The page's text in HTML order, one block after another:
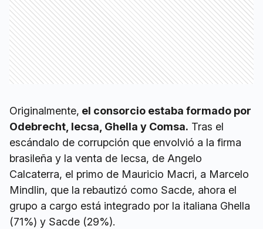
Originalmente, el consorcio estaba formado por
Odebrecht, Iecsa, Ghella y Comsa. Tras el
escándalo de corrupción que envolvió a la firma
brasileña y la venta de Iecsa, de Angelo
Calcaterra, el primo de Mauricio Macri, a Marcelo
Mindlin, que la rebautizó como Sacde, ahora el
grupo a cargo está integrado por la italiana Ghella
(71%) y Sacde (29%).